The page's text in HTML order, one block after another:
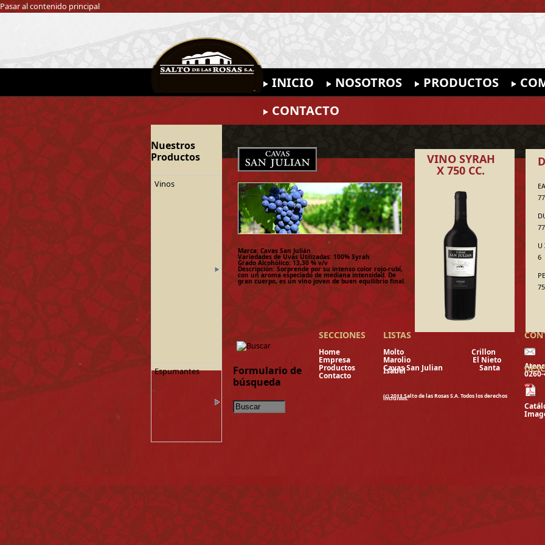
Pasar al contenido principal
INICIO NOSOTROS PRODUCTOS
CONTACTO
Nuestros
Productos
Vinos
Espumantes
Marca: Cavas San Julián
Variedades de Uvas Utilizadas: 100% Syrah
Grado Alcohólico: 13,30 % v/v
Descripción: Sorprende por su intenso color rojo-rubí,
con un aroma especiado de mediana intensidad. De
gran cuerpo, es un vino joven de buen equilibrio final.
VINO SYRAH
X 750 CC.
U
6
Formulario de
búsqueda
SECCIONES
Home
Empresa
Productos
Contacto
LISTAS
Molto Crillon
Marolio El Nieto
Cavas San Julian Santa
Isabel
(c) 2011 Salto de las Rosas S.A. Todos los derechos
incluidos.